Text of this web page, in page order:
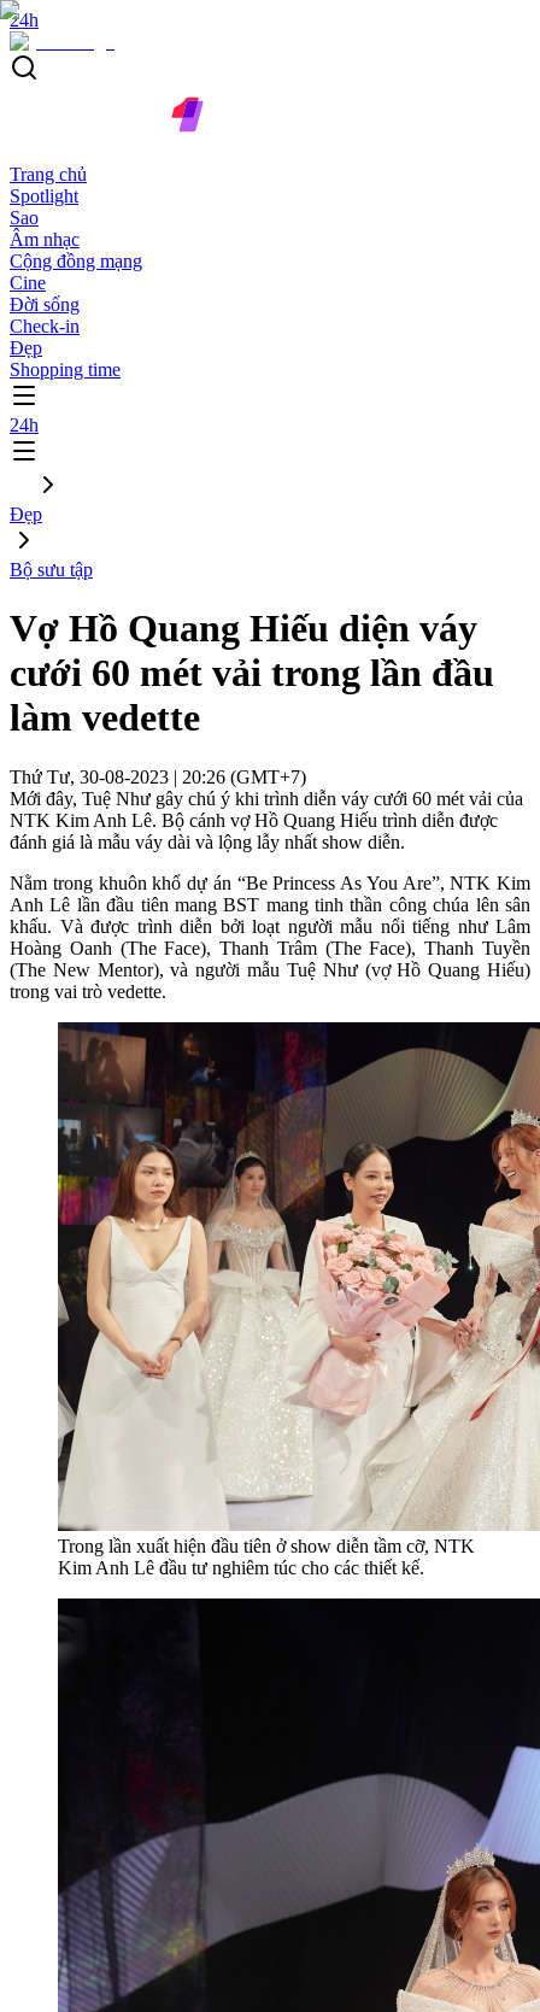
24h
Trang chủ
Spotlight
Sao
Âm nhạc
Cộng đồng mạng
Cine
Đời sống
Check-in
Đẹp
Shopping time
24h
Đẹp
Bộ sưu tập
Vợ Hồ Quang Hiếu diện váy
cưới 60 mét vải trong lần đầu
làm vedette
Thứ Tư, 30-08-2023 | 20:26 (GMT+7)
Mới đây, Tuệ Như gây chú ý khi trình diễn váy cưới 60 mét vải của
NTK Kim Anh Lê. Bộ cánh vợ Hồ Quang Hiếu trình diễn được
đánh giá là mẫu váy dài và lộng lẫy nhất show diễn.
Nằm trong khuôn khổ dự án “Be Princess As You Are”, NTK Kim
Anh Lê lần đầu tiên mang BST mang tinh thần công chúa lên sân
khấu. Và được trình diễn bởi loạt người mẫu nổi tiếng như Lâm
Hoàng Oanh (The Face), Thanh Trâm (The Face), Thanh Tuyền
(The New Mentor), và người mẫu Tuệ Như (vợ Hồ Quang Hiếu)
trong vai trò vedette.
Trong lần xuất hiện đầu tiên ở show diễn tầm cỡ, NTK
Kim Anh Lê đầu tư nghiêm túc cho các thiết kế.